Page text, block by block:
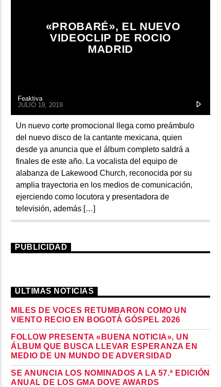
«PROBARÉ», EL NUEVO
VIDEOCLIP DE ROCIO
MADRID
Feaktiva
JULIO 19, 2019
Un nuevo corte promocional llega como preámbulo
del nuevo disco de la cantante mexicana, quien
desde ya anuncia que el álbum completo saldrá a
finales de este año. La vocalista del equipo de
alabanza de Lakewood Church, reconocida por su
amplia trayectoria en los medios de comunicación,
ejerciendo como locutora y presentadora de
televisión, además […]
PUBLICIDAD
ÚLTIMAS NOTICIAS
MILES DE VOCES RETUMBARON COMO UN
VIENTO RECIO EN BOGOTÁ GÓSPEL 2026
FOLLOW PRESENTA «BUENA NOTICIA», UN
ÁLBUM QUE BUSCA LLEVAR ESPERANZA EN
MEDIO DE UN MUNDO DE ADVERSIDAD
SE ANUNCIA LOS NOMINADOS A LA 57.ª EDICIÓN
ANUAL DE LOS GMA DOVE AWARDS